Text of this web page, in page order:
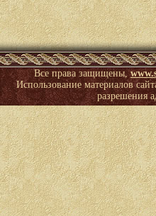
Все права защищены,
Использование материалов
разрешения